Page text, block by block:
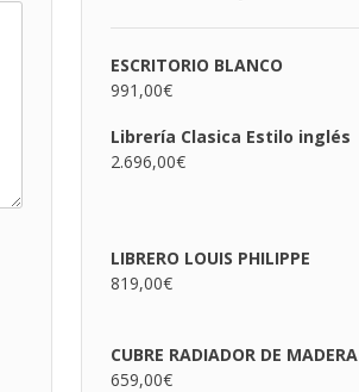
ESCRITORIO BLANCO
991,00€
Librería Clasica Estilo inglés
2.696,00€
LIBRERO LOUIS PHILIPPE
819,00€
CUBRE RADIADOR DE MADERA
659,00€